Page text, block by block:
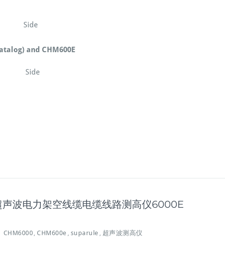
and CHM600E
波电力架空线缆电缆线路测高仪6000E
CHM6000 CHM600e suparule 超声波测高仪